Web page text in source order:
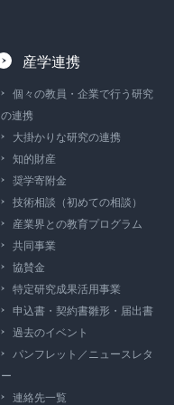
産学連携
個々の教員・企業で行う研究
の連携
大掛かりな研究の連携
知的財産
奨学寄附金
技術相談（初めての相談）
産業界との教育プログラム
共同事業
協賛金
特定研究成果活用事業
申込書・契約書雛形・届出書
過去のイベント
パンフレット／ニュースレタ
ー
連絡先一覧